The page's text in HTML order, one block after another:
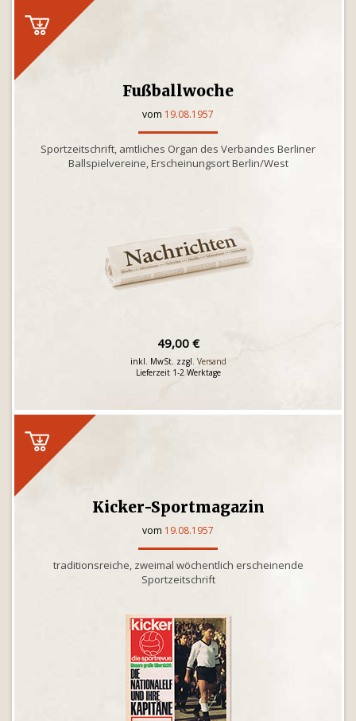
Fußballwoche
vom 19.08.1957
Sportzeitschrift, amtliches Organ des Verbandes Berliner
Ballspielvereine, Erscheinungsort Berlin/West
49,00 €
inkl. MwSt. zzgl. Versand
Lieferzeit 1-2 Werktage
Kicker-Sportmagazin
vom 19.08.1957
traditionsreiche, zweimal wöchentlich erscheinende
Sportzeitschrift